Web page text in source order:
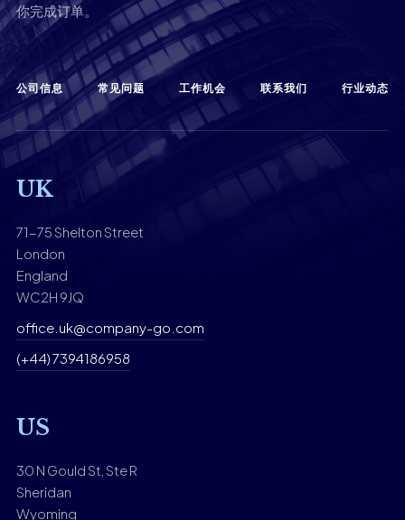
你完成订单。
公司信息 常见问题 工作机会 联系我们 行业动态
UK
71-75 Shelton Street
London
England
WC2H 9JQ
office.uk@company-go.com
(+44) 7394186958
US
30 N Gould St, Ste R
Sheridan
Wyoming